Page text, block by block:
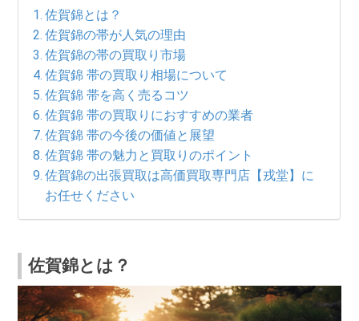
佐賀錦とは？
佐賀錦の帯が人気の理由
佐賀錦の帯の買取り市場
佐賀錦 帯の買取り相場について
佐賀錦 帯を高く売るコツ
佐賀錦 帯の買取りにおすすめの業者
佐賀錦 帯の今後の価値と展望
佐賀錦 帯の魅力と買取りのポイント
佐賀錦の出張買取は高価買取専門店【戎堂】に
お任せください
佐賀錦とは？